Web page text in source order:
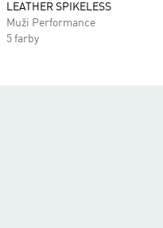
LEATHER SPIKELESS
Muži Performance
5 farby